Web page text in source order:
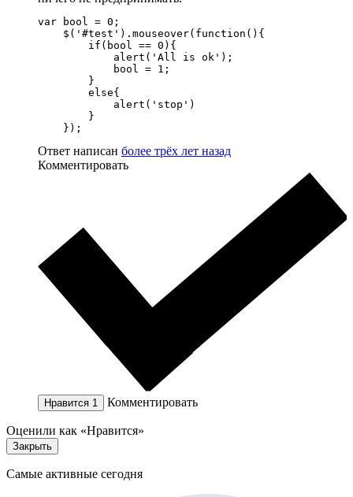
var bool = 0;
    $('#test').mouseover(function(){
        if(bool == 0){
            alert('All is ok');
            bool = 1;
        }
        else{
            alert('stop')
        }
    });
Ответ написан более трёх лет назад
Комментировать
Нравится 1 Комментировать
Оценили как «Нравится»
Закрыть
Самые активные сегодня